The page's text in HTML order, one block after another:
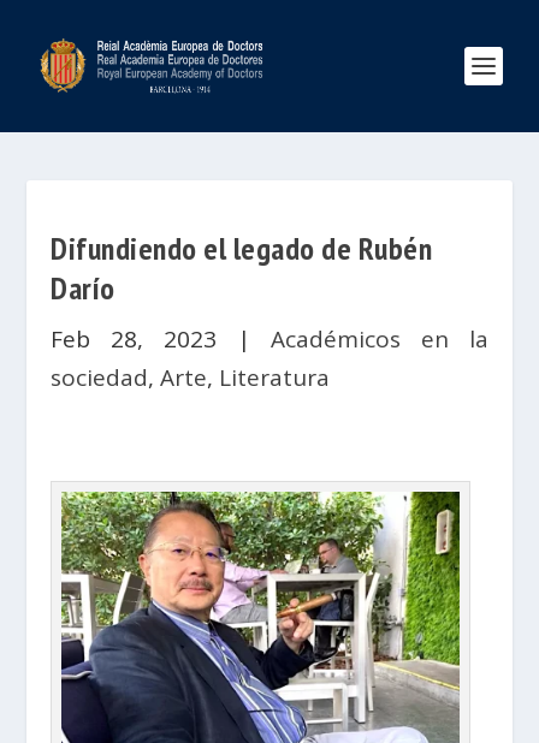
Difundiendo el legado de Rubén
Darío
Feb 28, 2023 | Académicos en la
sociedad,Arte, Literatura